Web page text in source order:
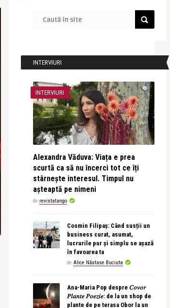
INTERVIURI
INTERVIURI
Alexandra Văduva: Viața e prea
scurtă ca să nu încerci tot ce îți
stârnește interesul. Timpul nu
așteaptă pe nimeni
de revistatango
Cosmin Filipaș: Când susții un
business curat, asumat,
lucrurile pur și simplu se așază
în favoarea ta
de Alice Năstase Buciuta
Ana-Maria Pop despre 𝐶𝑜𝑣𝑜𝑟
𝑃𝑙𝑎𝑛𝑡𝑒 𝑃𝑜𝑒𝑧𝑖𝑒: de la un shop de
plante de pe terasa Obor la un